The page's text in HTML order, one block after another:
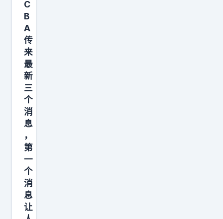
一
套
豪
华
阵
容
，
而
是
休
赛
期
里
的
“
正
地
把
活
干
完
了
。
从
辽
宁
眼
皮
底
下
抢
人
2
4
美
元
，
易
建
联
1
0
2
美
元
，
C
B
A
传
来
最
新
三
个
消
息
，
第
一
个
消
息
让